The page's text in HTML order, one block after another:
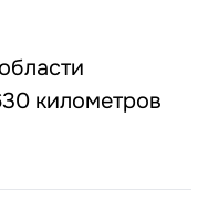
километров